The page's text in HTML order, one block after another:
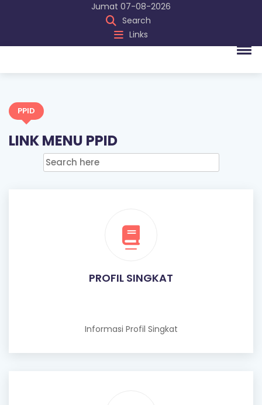
Jumat 07-08-2026
Search
Links
PPID
LINK MENU PPID
PROFIL SINGKAT
Informasi Profil Singkat